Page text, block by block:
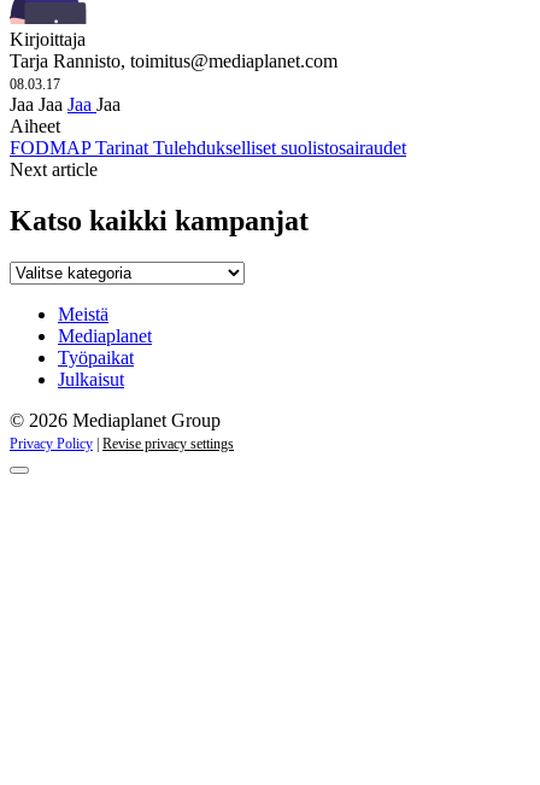
Kirjoittaja
Tarja Rannisto, toimitus@mediaplanet.com
08.03.17
Jaa Jaa Jaa Jaa
Aiheet
FODMAPTarinat Tulehdukselliset suolistosairaudet
Next article
Katso kaikki kampanjat
Katso
kampanjat
Meistä
Mediaplanet
Työpaikat
Julkaisut
© 2026 Mediaplanet Group
Privacy Policy Revise privacy settings